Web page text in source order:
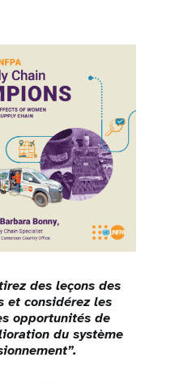
des leçons des
et considérez les
opportunités de
du système